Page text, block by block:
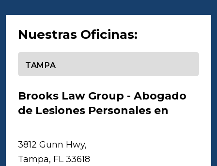
Nuestras Oficinas:
Brooks Law Group - Abogado
de Lesiones Personales en
3812 Gunn Hwy,
Tampa, FL 33618